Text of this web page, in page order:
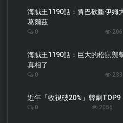
海賊王1190話：賈巴砍斷伊姆
葛爾茲
0
海賊王1190話：巨大的松鼠襲
真相了
0
近年「收視破20%」韓劇
0 2056